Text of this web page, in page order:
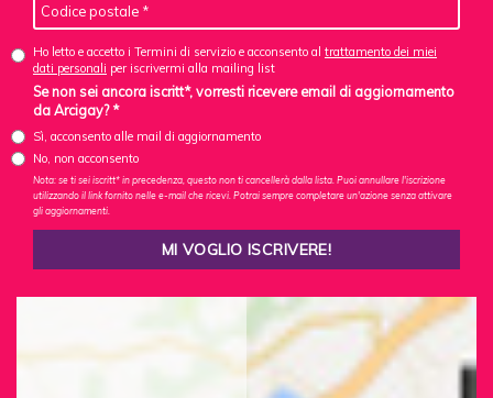
Ho letto e accetto i Termini di servizio e acconsento al trattamento dei miei
dati personali per iscrivermi alla mailing list
Se non sei ancora iscritt*, vorresti ricevere email di aggiornamento
da Arcigay? *
Sì, acconsento alle mail di aggiornamento
No, non acconsento
Nota: se ti sei iscritt* in precedenza, questo non ti cancellerà dalla lista. Puoi annullare l'iscrizione
utilizzando il link fornito nelle e-mail che ricevi. Potrai sempre completare un'azione senza attivare
gli aggiornamenti.